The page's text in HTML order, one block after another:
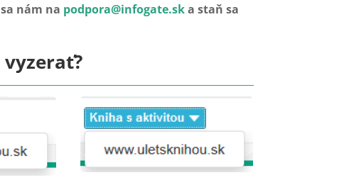
nám na podpora@infogate.ska staň sa